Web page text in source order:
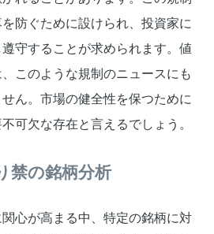
防ぐために設けられ、投資家に
守することが求められます。値
このような規制のニュースにも
ん。市場の健全性を保つために
可欠な存在と言えるでしょう。
禁の銘柄分析
心が高まる中、特定の銘柄に対